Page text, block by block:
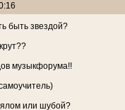
быть звездой?
музыкфорума!!
или шубой?